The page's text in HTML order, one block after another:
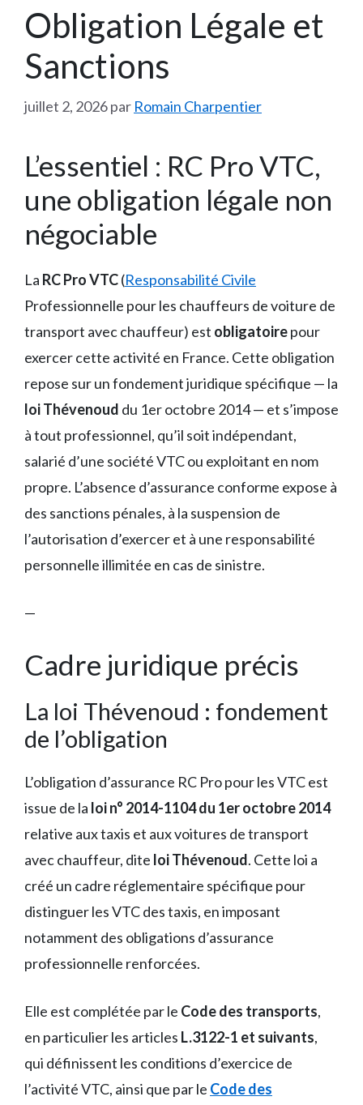
Obligation Légale et
Sanctions
juillet 2, 2026par Romain Charpentier
L’essentiel : RC Pro VTC,
une obligation légale non
négociable
La RC Pro VTC(Responsabilité Civile
Professionnelle pour les chauffeurs de voiture de
transport avec chauffeur) est obligatoirepour
exercer cette activité en France. Cette obligation
repose sur un fondement juridique spécifique — la
loi Thévenoud du 1er octobre 2014 — et s’impose
à tout professionnel, qu’il soit indépendant,
salarié d’une société VTC ou exploitant en nom
propre. L’absence d’assurance conforme expose à
des sanctions pénales, à la suspension de
l’autorisation d’exercer et à une responsabilité
personnelle illimitée en cas de sinistre.
—
Cadre juridique précis
La loi Thévenoud : fondement
de l’obligation
L’obligation d’assurance RC Pro pour les VTC est
issue de la loi n° 2014-1104 du 1er octobre 2014
relative aux taxis et aux voitures de transport
avec chauffeur, dite loi Thévenoud. Cette loi a
créé un cadre réglementaire spécifique pour
distinguer les VTC des taxis, en imposant
notamment des obligations d’assurance
professionnelle renforcées.
Elle est complétée par le Code des transports,
en particulier les articles L.3122-1 et suivants,
qui définissent les conditions d’exercice de
l’activité VTC, ainsi que par le Code des